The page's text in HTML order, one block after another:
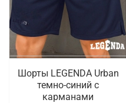
товаров для спорта,
качественным
заказов по Люберцам.
Шорты LEGENDA Urban
темно-синий с
карманами